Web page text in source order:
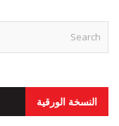
النسخة الورقية